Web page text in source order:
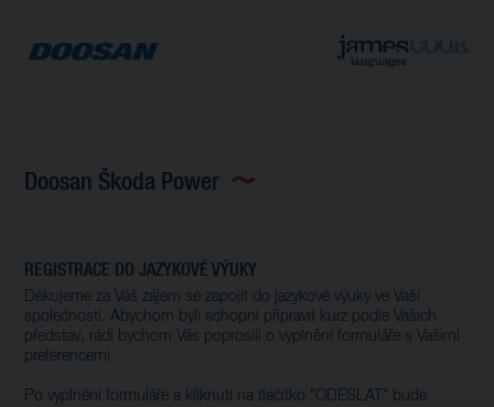
Doosan Škoda Power
REGISTRACE DO JAZYKOVÉ VÝUKY
Děkujeme za Váš zájem se zapojit do jazykové výuky ve Vaší
společnosti. Abychom byli schopni připravit kurz podle Vašich
představ, rádi bychom Vás poprosili o vyplnění formuláře s Vašimi
preferencemi.
Po vyplnění formuláře a kliknutí na tlačítko "ODESLAT" bude